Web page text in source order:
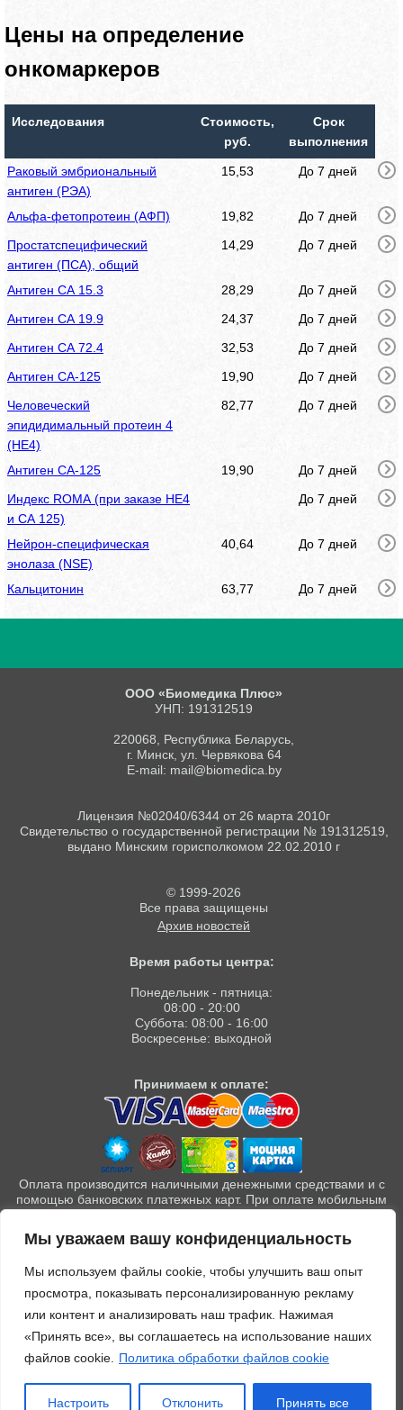
Мы уважаем вашу конфиденциальность
Мы используем файлы cookie, чтобы улучшить ваш опыт
просмотра, показывать персонализированную рекламу
или контент и анализировать наш трафик. Нажимая
«Принять все», вы соглашаетесь на использование наших
файлов cookie.
Политика обработки файлов cookie
Настроить Отклонить Принять все
Цены на определение
онкомаркеров
Исследования
Стоимость,
руб.
Срок
выполнения
Раковый эмбриональный
антиген (РЭА)
15,53 До 7 дней
Альфа-фетопротеин (АФП) 19,82
До 7 дней
Простатспецифический
антиген (ПСА), общий
14,29 До 7 дней
Антиген СА 15.3 28,29
До 7 дней
Антиген СА 19.9
24,37
До 7 дней
Антиген СА 72.4
32,53
До 7 дней
Антиген СА-125
19,90
До 7 дней
Человеческий
эпидидимальный протеин 4
(HE4)
82,77 До 7 дней
Антиген СА-125 19,90
До 7 дней
Индекс ROMA (при заказе HE4
и СА 125)
До 7 дней
Нейрон-специфическая
энолаза (NSE)
40,64 До 7 дней
Кальцитонин 63,77 До 7 дней
ООО «Биомедика Плюс»
УНП: 191312519
220068, Республика Беларусь,
г. Минск, ул. Червякова 64
E-mail: mail@biomedica.by
Лицензия №02040/6344 от 26 марта 2010г
Свидетельство о государственной регистрации № 191312519,
выдано Минским горисполкомом 22.02.2010 г
© 1999-2026
Все права защищены
Архив новостей
Время работы центра:
Понедельник - пятница:
08:00 - 20:00
Суббота: 08:00 - 16:00
Воскресенье: выходной
Принимаем к оплате:
Оплата производится наличными денежными средствами и с
помощью банковских платежных карт. При оплате мобильным
проблемы.
Публичный договор
Согласие на обработку персональных данных
Правила внутреннего распорядка для пациентов
Политика обработки файлов cookie